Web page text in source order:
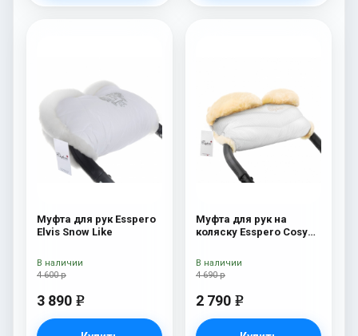
Муфта для рук Esspero
Elvis Snow Like
4 600 р
3 890 e
В наличии
Муфта для рук на
коляску Esspero Cosy
4 690 р
2 790 e
В наличии